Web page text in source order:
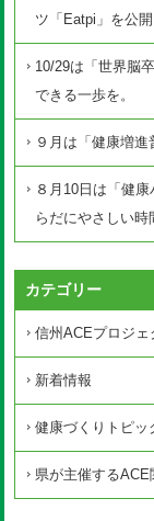
ツ「Eatpi」を公開
10/29は「世界脳
できる一歩を。
９月は「健康増進
８月10日は「健
らだにやさしい時
カテゴリー
信州ACEプロジ
新着情報
健康づくりトピッ
県が主催する